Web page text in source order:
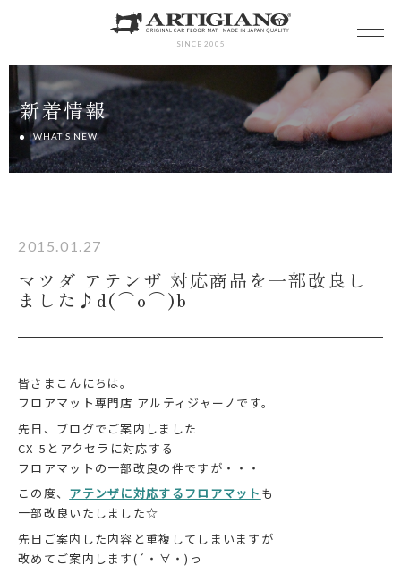
SINCE 2005
新着情報
WHAT’S NEW
2015.01.27
マツダ アテンザ 対応商品を一部改良し
ました♪d(⌒o⌒)b
皆さまこんにちは。
フロアマット専門店 アルティジャーノです。
先日、ブログでご案内しました
CX-5とアクセラに対応する
フロアマットの一部改良の件ですが・・・
この度、 アテンザに対応するフロアマット も
一部改良いたしました☆
先日ご案内した内容と重複してしまいますが
改めてご案内します(´・∀・)っ